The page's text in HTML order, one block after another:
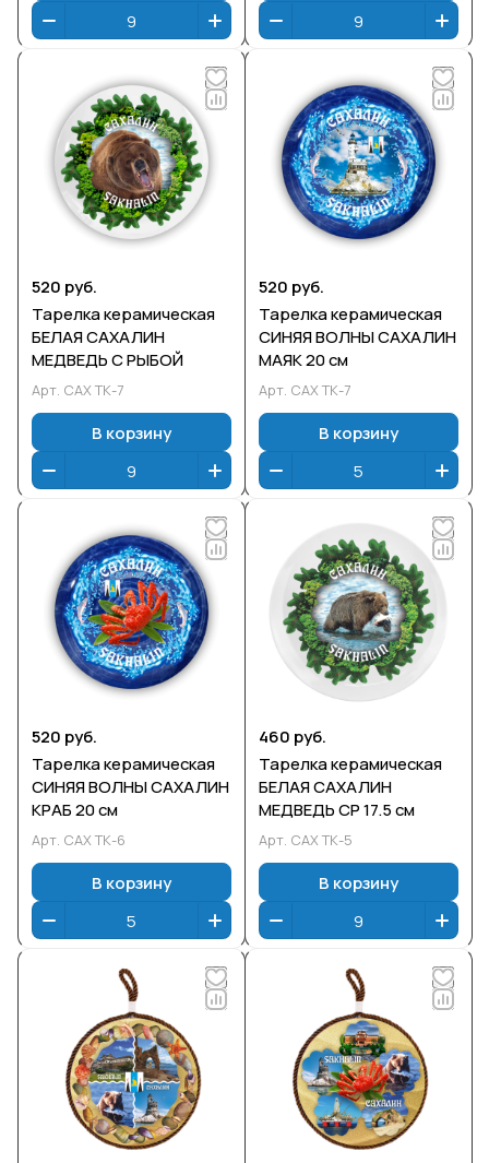
520 руб.
Тарелка керамическая
БЕЛАЯ САХАЛИН
МЕДВЕДЬ С РЫБОЙ
Арт. САХ ТК-7
В корзину
520 руб.
Тарелка керамическая
СИНЯЯ ВОЛНЫ САХАЛИН
МАЯК 20 см
Арт. САХ ТК-7
В корзину
520 руб.
Тарелка керамическая
СИНЯЯ ВОЛНЫ САХАЛИН
КРАБ 20 см
Арт. САХ ТК-6
В корзину
460 руб.
Тарелка керамическая
БЕЛАЯ САХАЛИН
МЕДВЕДЬ СР 17.5 см
Арт. САХ ТК-5
В корзину